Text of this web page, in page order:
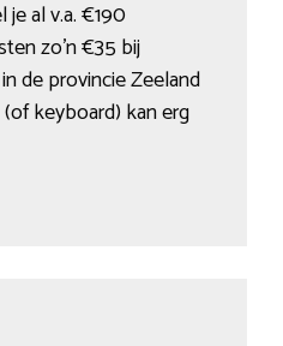
al v.a. €190
zo’n €35 bij
de provincie Zeeland
keyboard) kan erg